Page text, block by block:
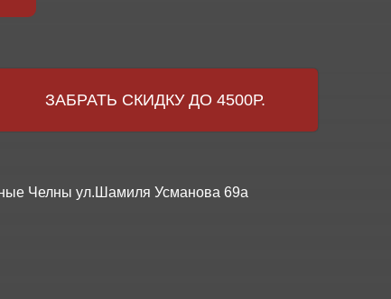
Челны ул.Шамиля Усманова 69а
ЗАБРАТЬ СКИДКУ ДО 4500Р.